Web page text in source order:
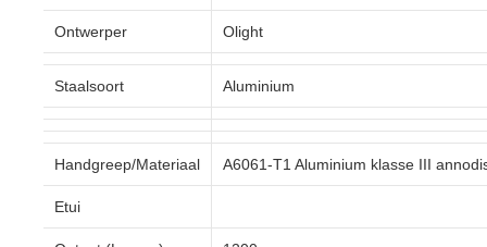
Ontwerper Olight
Staalsoort Aluminium
Handgreep/Materiaal A6061-T1 Aluminium klasse III
Etui